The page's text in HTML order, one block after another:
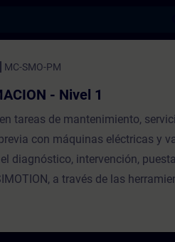
1 - Training -
MC-SMO-PM
- Nivel 1
tareas de mantenimiento,
con máquinas eléctricas y
diagnóstico, intervención,
a través de las